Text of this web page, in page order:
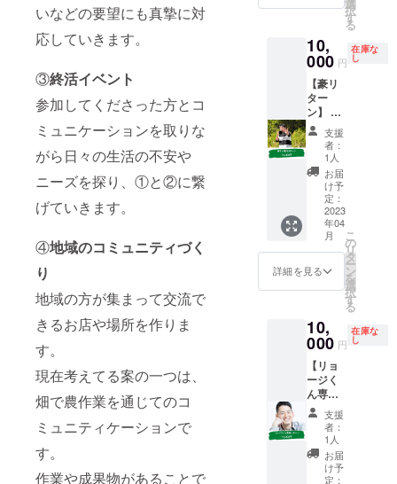
いなどの要望にも真摯に対
応していきます。
③終活イベント
参加してくださった方とコ
ミュニケーションを取りな
がら日々の生活の不安や
ニーズを探り、①と②に繋
げていきます。
④地域のコミュニティづく
り
地域の方が集まって交流で
きるお店や場所を作りま
す。
現在考えてる案の一つは、
畑で農作業を通じてのコ
ミュニティケーションで
す。
作業や成果物があることで
4月1
3月31日
ださ
い。
回 ※え
んとつ
町
CANDY
以外の
方のご
支援は
ご遠慮
くださ
い。
をお聞
全うし
ます！
ご用命
期限：
2023年
4月1
日〜
2024年
4月1日
ご用命
回数：1
さん以
外の方
のご支
援はご
遠慮く
択
す
る
10,
000 円
在庫な
し
【豪リ
ター
ン】 笑
顔にな
る撮影
をし、
最高の
時間を
お届け
する
HERO
フォト
グラ
ファー
の豪さ
ん専用
ターン
です。
豪さん
のご用
命をお
聞き
し、全
うしま
す！ ご
用命期
限：
2023年
支援
者：
1人
お届
け予
定：
2023
年04
月
詳細を見る
こ
の
リ
タ
ー
ン
を
選
択
す
る
10,
000 円
在庫な
し
【リョ
ージく
ん専用
リター
ン】 救
急救命
士とし
て働く
リョー
支援
者：
1人
お届
け予
定：